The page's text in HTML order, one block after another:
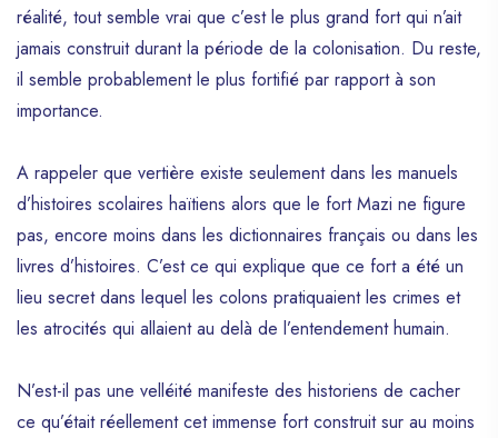
réalité, tout semble vrai que c’est le plus grand fort qui n’ait
jamais construit durant la période de la colonisation. Du reste,
il semble probablement le plus fortifié par rapport à son
importance.
A rappeler que vertière existe seulement dans les manuels
d’histoires scolaires haïtiens alors que le fort Mazi ne figure
pas, encore moins dans les dictionnaires français ou dans les
livres d’histoires. C’est ce qui explique que ce fort a été un
lieu secret dans lequel les colons pratiquaient les crimes et
les atrocités qui allaient au delà de l’entendement humain.
N’est-il pas une velléité manifeste des historiens de cacher
ce qu’était réellement cet immense fort construit sur au moins